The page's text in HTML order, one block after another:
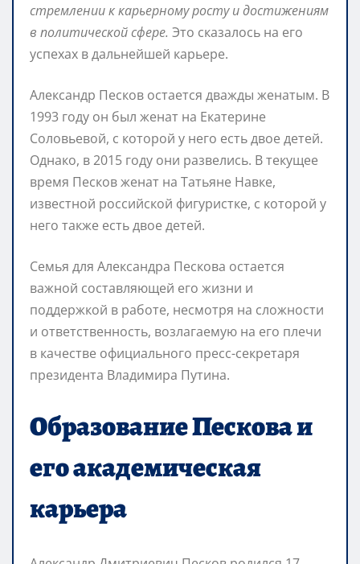
стремлении к карьерному росту и достижениям
в политической сфере. Это сказалось на его
успехах в дальнейшей карьере.
Александр Песков остается дважды женатым. В
1993 году он был женат на Екатерине
Соловьевой, с которой у него есть двое детей.
Однако, в 2015 году они развелись. В текущее
время Песков женат на Татьяне Навке,
известной российской фигуристке, с которой у
него также есть двое детей.
Семья для Александра Пескова остается
важной составляющей его жизни и
поддержкой в работе, несмотря на сложности
и ответственность, возлагаемую на его плечи
в качестве официального пресс-секретаря
президента Владимира Путина.
Образование Пескова и
его академическая
карьера